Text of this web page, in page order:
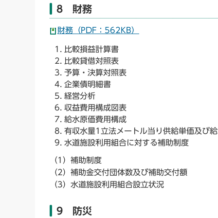
8 財務
財務（PDF：562KB）
比較損益計算書
比較貸借対照表
予算・決算対照表
企業債明細書
経営分析
収益費用構成図表
給水原価費用構成
有収水量1立法メートル当り供給単価及び
水道施設利用組合に対する補助制度
（1）補助制度
（2）補助金交付団体数及び補助交付額
（3）水道施設利用組合設立状況
9 防災